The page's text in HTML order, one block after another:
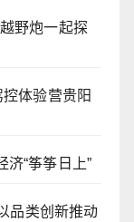
野炮一起探
体验营贵阳
济“筝筝日上”
品类创新推动